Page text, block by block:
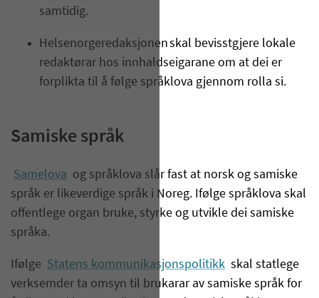
samtidig.
Helsenorgeredaksjonen skal bevisstgjere lokale
redaktørar hos innhaldseigarane om at dei er
forplikta til å følge språklova gjennom rolla si.
Samiske språk
Samelova og språklova slår fast at norsk og samiske
språk er likeverdige språk i Noreg. Ifølge språklova skal
offentlege organ bruke, styrke og utvikle dei samiske
språka.
Ifølge Statens kommunikasjonspolitikk skal statlege
verksemder ta omsyn til brukarar av samiske språk for